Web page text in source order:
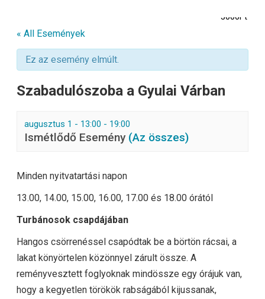
« All Események
Ez az esemény elmúlt.
Szabadulószoba a Gyulai Várban
augusztus 1 - 13:00 - 19:00
Ismétlődő Esemény (Az összes)
3000Ft
Minden nyitvatartási napon
13.00, 14.00, 15.00, 16.00, 17.00 és 18.00 órától
Turbánosok csapdájában
Hangos csörrenéssel csapódtak be a börtön rácsai, a
lakat könyörtelen közönnyel zárult össze. A
reményvesztett foglyoknak mindössze egy órájuk van,
hogy a kegyetlen törökök rabságából kijussanak,